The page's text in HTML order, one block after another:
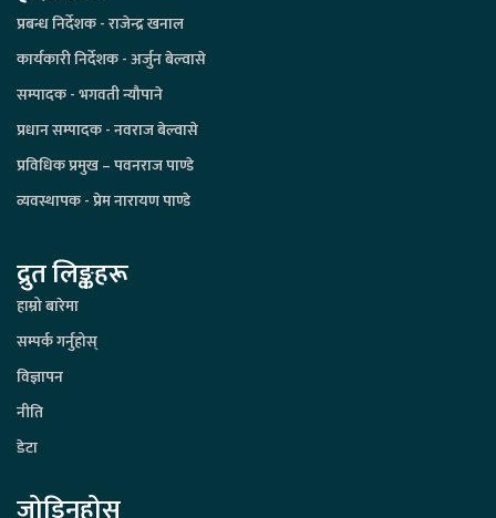
प्रबन्ध निर्देशक - राजेन्द्र खनाल
कार्यकारी निर्देशक - अर्जुन बेल्वासे
सम्पादक - भगवती न्यौपाने
प्रधान सम्पादक - नवराज बेल्वासे
प्रविधिक प्रमुख – पवनराज पाण्डे
व्यवस्थापक - प्रेम नारायण पाण्डे
द्रुत लिङ्कहरू
हाम्रो बारेमा
सम्पर्क गर्नुहोस्
विज्ञापन
नीति
डेटा